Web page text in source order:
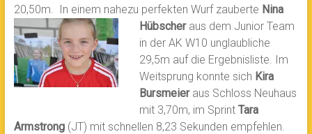
20,50m. In einem nahezu perfekten Wurf zauberte Nina
Hübscheraus dem Junior Team
in der AK W10 unglaubliche
29,5m auf die Ergebnisliste. Im
Weitsprung konnte sich Kira
Bursmeieraus Schloss Neuhaus
mit 3,70m, im Sprint Tara
Armstrong(JT) mit schnellen 8,23 Sekunden empfehlen.